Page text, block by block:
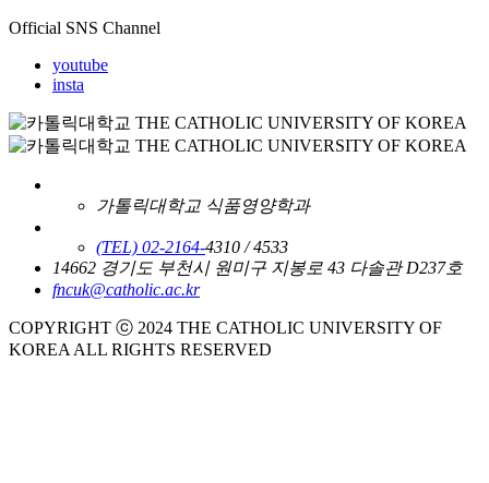
Official SNS Channel
youtube
insta
가톨릭대학교 식품영양학과
(TEL) 02-2164-4310 / 4533
14662 경기도 부천시 원미구 지봉로 43 다솔관 D237호
fncuk@catholic.ac.kr
COPYRIGHT ⓒ 2024 THE CATHOLIC UNIVERSITY OF
KOREA ALL RIGHTS RESERVED